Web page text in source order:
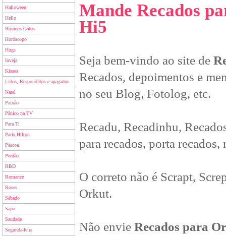
Halloween
Hello
Homens Gatos
Horóscopo
Hugs
Inveja
Kisses
Lidos, Respondidos e apagados
Natal
Paixão
Pânico na TV
Para Ti
Paris Hilton
Páscoa
Perdão
RBD
Romance
Roses
Sábado
Sapo
Saudade
Segunda-feira
Mande Recados
Hi5
Seja bem-vindo ao site de
Recados, depoimentos e
no seu Blog, Fotolog, etc.
Recadu, Recadinhu,
para recados, porta
O correto não é Scrapt,
Orkut.
Não envie Recados para